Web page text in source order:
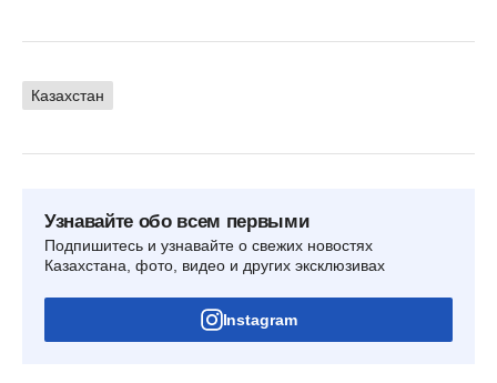
Казахстан
Узнавайте обо всем первыми
Подпишитесь и узнавайте о свежих новостях
Казахстана, фото, видео и других эксклюзивах
Instagram